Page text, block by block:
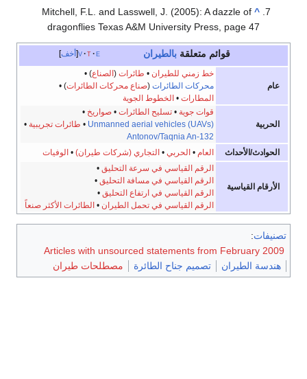
^
Mitchell, F.L. and Lasswell, J. (2005): A dazzle of
dragonflies Texas A&M University Press, page 47
أخف v t e قوائم متعلقة بالطيران
عام
خط زمني للطيران • طائرات ( الصناع)
•
محركات الطائرات (صناع محركات الطائرات)
•
المطارات • الخطوط الجوية
الحربية
قوات جوية •تسليح الطائرات •صواريخ •
Unmanned aerial vehicles (UAVs)
• طائرات تجريبية •
Antonov/Taqnia An-132
الحوادث/الأحداث
العام • الحربي • التجاري (شركات طيران) • الوفيات
الأرقام القياسية
الرقم القياسي في سرعة التحليق •
الرقم القياسي في مسافة التحليق •
الرقم القياسي في ارتفاع التحليق •
الرقم القياسي في تحمل الطيران • الطائرات الأكثر صنعاً
تصنيفات:
Articles with unsourced statements from February 2009
هندسة الطيران
تصميم جناح الطائرة مصطلحات طيران